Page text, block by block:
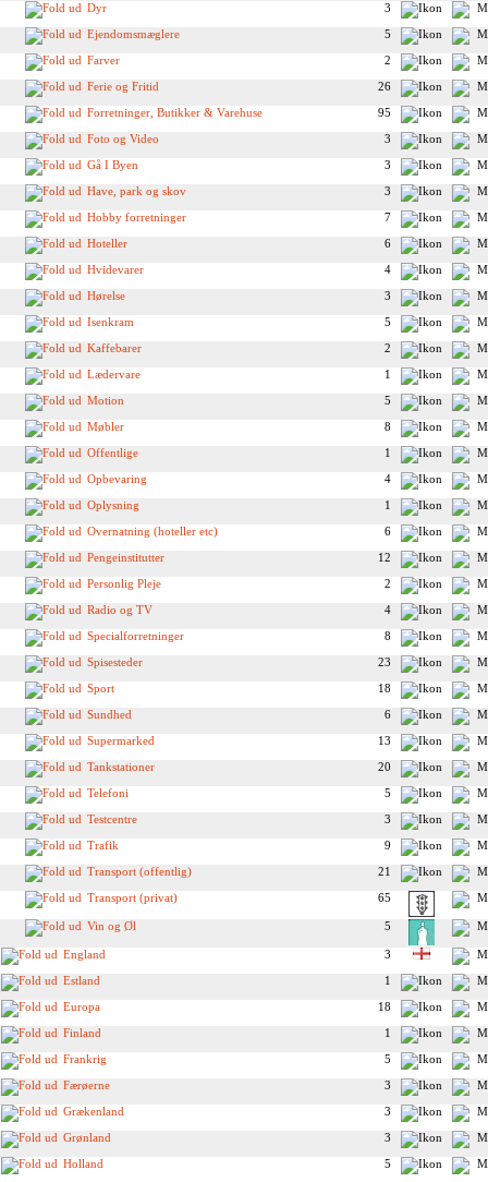
Dyr
3
Ejendomsmæglere
5
Farver
2
Ferie og Fritid
26
Forretninger, Butikker & Varehuse
95
Foto og Video
3
Gå I Byen
3
Have, park og skov
3
Hobby forretninger
7
Hoteller
6
Hvidevarer
4
Hørelse
3
Isenkram
5
Kaffebarer
2
Lædervare
1
Motion
5
Møbler
8
Offentlige
1
Opbevaring
4
Oplysning
1
Overnatning (hoteller etc)
6
Pengeinstitutter
12
Personlig Pleje
2
Radio og TV
4
Specialforretninger
8
Spisesteder
23
Sport
18
Sundhed
6
Supermarked
13
Tankstationer
20
Telefoni
5
Testcentre
3
Trafik
9
Transport (offentlig)
21
Transport (privat)
65
Vin og Øl 5
England
3
Estland
1
Europa
18
Finland
1
Frankrig
5
Færøerne
3
Grækenland
3
Grønland
3
Holland
5